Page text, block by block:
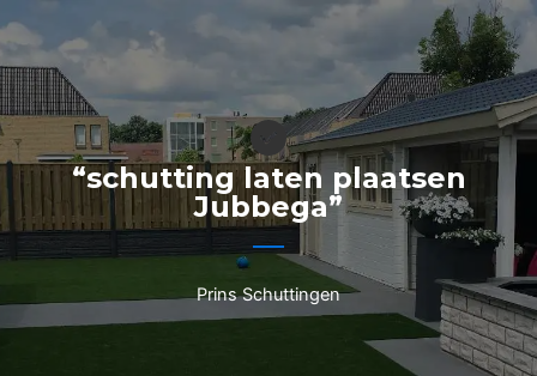
naar
de
inhoud
“schutting laten plaatsen
Jubbega”
Prins Schuttingen